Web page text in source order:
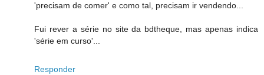
'precisam de comer' e como tal, precisam ir vendendo...
Fui rever a série no site da bdtheque, mas apenas indica
'série em curso'...
Responder